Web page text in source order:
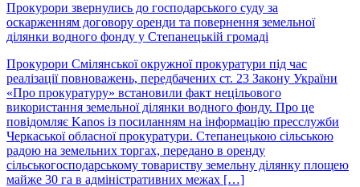
Прокурори звернулись до господарського суду за
оскарженням договору оренди та повернення земельної
ділянки водного фонду у Степанецькій громаді
Прокурори Смілянської окружної прокуратури під час
реалізації повноважень, передбачених ст. 23 Закону України
«Про прокуратуру» встановили факт нецільового
використання земельної ділянки водного фонду. Про це
повідомляє Kanos із посиланням на інформацію пресслужби
Черкаської обласної прокуратури. Степанецькою сільською
радою на земельних торгах, передано в оренду
сільськогосподарському товариству земельну ділянку площею
майже 30 га в адміністративних межах […]